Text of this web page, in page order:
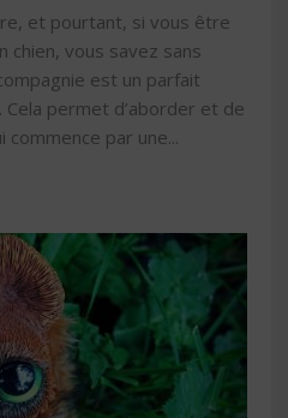
et pourtant, si vous être
chien, vous savez sans
est un parfait
permet d’aborder et de
par une...